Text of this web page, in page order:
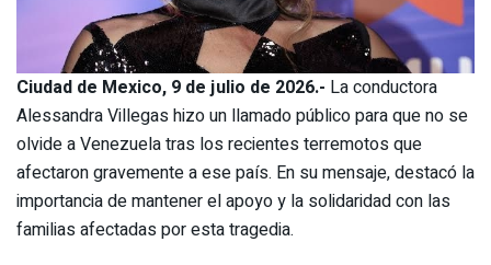
Ciudad de Mexico, 9 de julio de 2026.- La conductora
Alessandra Villegas hizo un llamado público para que no se
olvide a Venezuela tras los recientes terremotos que
afectaron gravemente a ese país. En su mensaje, destacó la
importancia de mantener el apoyo y la solidaridad con las
familias afectadas por esta tragedia.